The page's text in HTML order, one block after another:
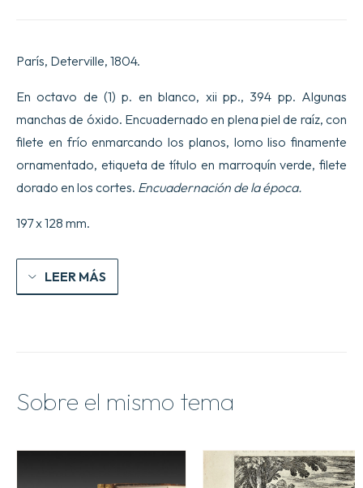
París, Deterville, 1804.
En octavo de (1) p. en blanco, xii pp., 394 pp. Algunas
manchas de óxido. Encuadernado en plena piel de raíz, con
filete en frío enmarcando los planos, lomo liso finamente
ornamentado, etiqueta de título en marroquín verde, filete
dorado en los cortes. Encuadernación de la época.
197 x 128 mm.
LEER MÁS
Sobre el mismo tema